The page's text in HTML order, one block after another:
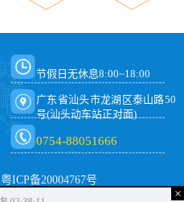
节假日无休息8:00~18:00
广东省汕头市龙湖区泰山路50
号(汕头动车站正对面)
0754-88051666
ICP备20004767号
×